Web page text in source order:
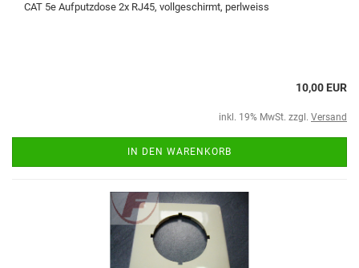
CAT 5e Aufputzdose 2x RJ45, vollgeschirmt, perlweiss
10,00 EUR
inkl. 19% MwSt. zzgl. Versand
IN DEN WARENKORB